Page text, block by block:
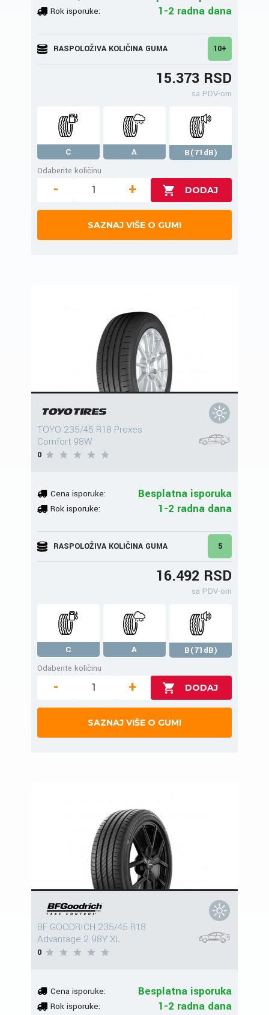
Rok isporuke: 1-2 radna dana
RASPOLOŽIVA KOLIČINA GUMA 10+
15.373 RSD
sa PDV-om
C A
B(71dB)
Odaberite količinu
- +
SAZNAJ VIŠE O GUMI
TOYO 235/45 R18 Proxes
Comfort 98W
0
Cena isporuke: Besplatna isporuka
Rok isporuke: 1-2 radna dana
RASPOLOŽIVA KOLIČINA GUMA 5
16.492 RSD
sa PDV-om
C A
B(71dB)
Odaberite količinu
- +
SAZNAJ VIŠE O GUMI
BF GOODRICH 235/45 R18
Advantage 2 98Y XL
0
Cena isporuke: Besplatna isporuka
Rok isporuke: 1-2 radna dana